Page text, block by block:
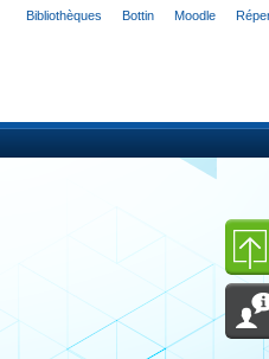
Bibliothèques Bottin Moodle